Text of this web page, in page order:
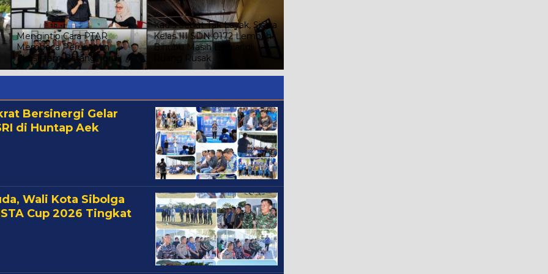
Mengintip Cara PTAR
Membaca Perubahan
Ekosistem Batang Toru
Kadis Sebut Tak Layak, Siswa
Kelas III SDN 0172 Lembah
Binubu Masih Belajar di
Ruang Rusak
Bersinergi Gelar
di Huntap Aek
Wali Kota Sibolga
Cup 2026 Tingkat